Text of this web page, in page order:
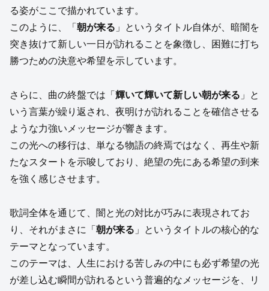
る姿がここで描かれています。
このように、「 朝が来る 」というタイトル自体が、暗闇を
突き抜けて新しい一日が訪れることを象徴し、困難に打ち
勝つための決意や希望を示しています。
さらに、曲の終盤では「 輝いて輝いて新しい朝が来る 」と
いう言葉が繰り返され、夜明けが訪れることを確信させる
ような力強いメッセージが響きます。
この光への移行は、単なる物語の終焉ではなく、再生や新
たなスタートを示唆しており、絶望の先にある希望の到来
を強く感じさせます。
歌詞全体を通じて、闇と光の対比が巧みに表現されてお
り、それがまさに「 朝が来る 」というタイトルの核心的な
テーマとなっています。
このテーマは、人生における苦しみの中にも必ず希望の光
が差し込む瞬間が訪れるという普遍的なメッセージを、リ